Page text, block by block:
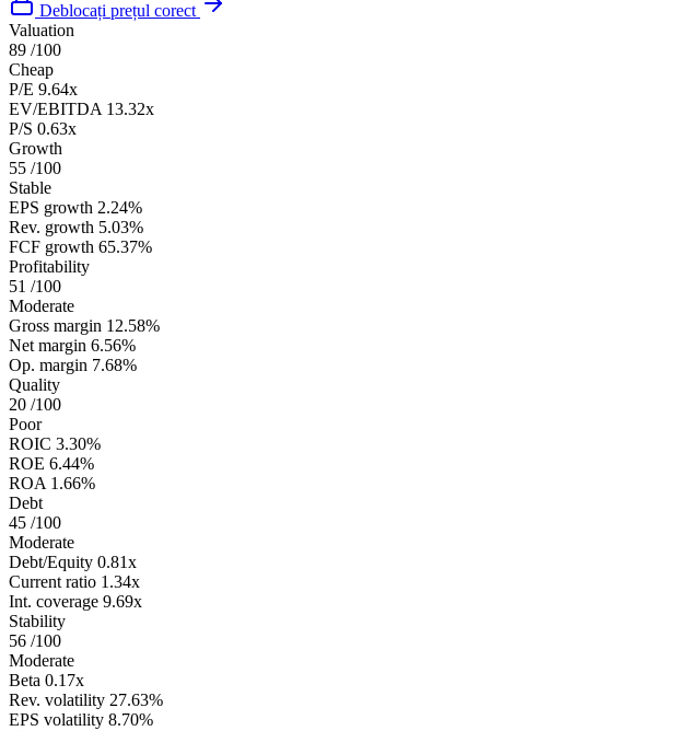
Deblocați prețul corect
Valuation
89 /100
Cheap
P/E 9.64x
EV/EBITDA 13.32x
P/S 0.63x
Growth
55 /100
Stable
EPS growth 2.24%
Rev. growth 5.03%
FCF growth 65.37%
Profitability
51 /100
Moderate
Gross margin 12.58%
Net margin 6.56%
Op. margin 7.68%
Quality
20 /100
Poor
ROIC 3.30%
ROE 6.44%
ROA 1.66%
Debt
45 /100
Moderate
Debt/Equity 0.81x
Current ratio 1.34x
Int. coverage 9.69x
Stability
56 /100
Moderate
Beta 0.17x
Rev. volatility 27.63%
EPS volatility 8.70%